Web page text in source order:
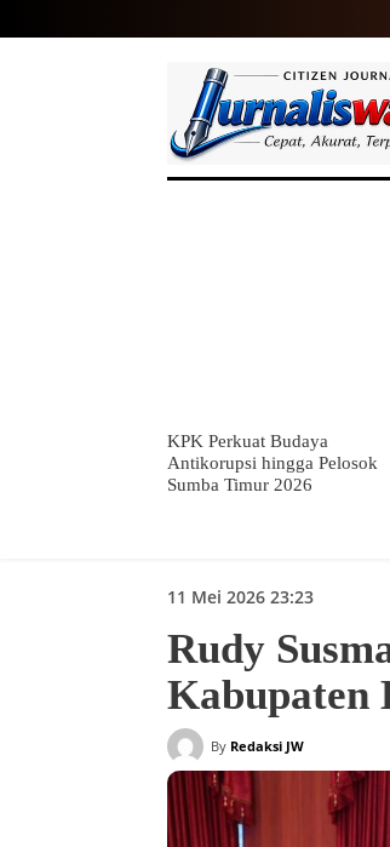
KPK Perkuat Budaya
Antikorupsi hingga Pelosok
Sumba Timur 2026
11 Mei 2026 23:23
Rudy
Kabupaten
By Redaksi JW